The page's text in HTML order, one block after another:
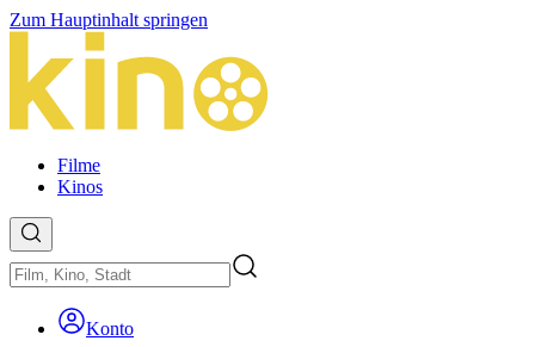
Zum Hauptinhalt springen
Filme
Kinos
Konto